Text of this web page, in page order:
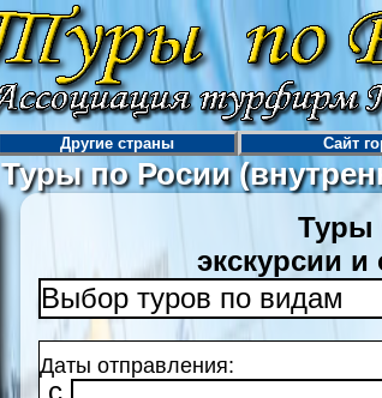
Другие страны Сайт
Туры по Росии
Туры
экскурсии
Выбор туров по видам
Даты отправления:
c